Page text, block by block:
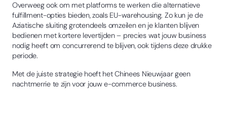
Overweeg ook om met platforms te werken die alternatieve
fulfillment-opties bieden, zoals EU-warehousing. Zo kun je de
Aziatische sluiting grotendeels omzeilen en je klanten blijven
bedienen met kortere levertijden – precies wat jouw business
nodig heeft om concurrerend te blijven, ook tijdens deze drukke
periode.
Met de juiste strategie hoeft het Chinees Nieuwjaar geen
nachtmerrie te zijn voor jouw e-commerce business.